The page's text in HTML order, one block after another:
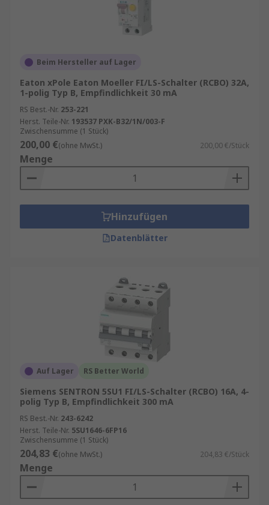
Beim Hersteller auf Lager
Eaton xPole Eaton Moeller FI/LS-Schalter (RCBO) 32A,
1-polig Typ B, Empfindlichkeit 30 mA
RS Best.-Nr. 253-221
Herst. Teile-Nr. 193537 PXK-B32/1N/003-F
Zwischensumme (1 Stück)
200,00 €(ohne MwSt.) 200,00 €/Stück
Menge
Hinzufügen
Datenblätter
Auf Lager RS Better World
Siemens SENTRON 5SU1 FI/LS-Schalter (RCBO) 16A, 4-
polig Typ B, Empfindlichkeit 300 mA
RS Best.-Nr. 243-6242
Herst. Teile-Nr. 5SU1646-6FP16
Zwischensumme (1 Stück)
204,83 €(ohne MwSt.) 204,83 €/Stück
Menge